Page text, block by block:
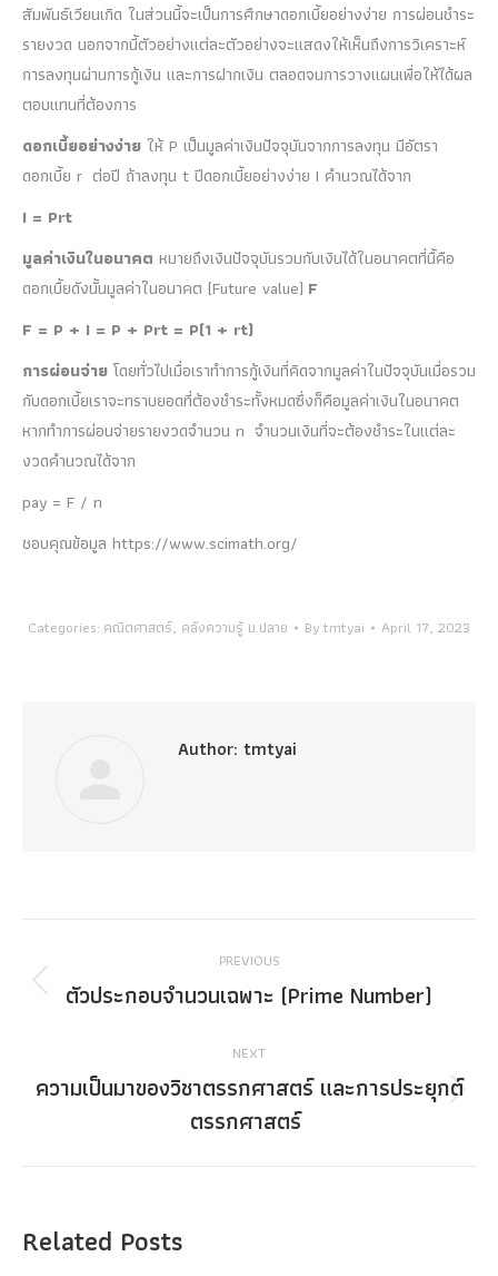
สัมพันธ์เวียนเกิด ในส่วนนี้จะเป็นการศึกษาดอกเบี้ยอย่างง่าย การผ่อนชำระ
รายงวด นอกจากนี้ตัวอย่างแต่ละตัวอย่างจะแสดงให้เห็นถึงการวิเคราะห์
การลงทุนผ่านการกู้เงิน และการฝากเงิน ตลอดจนการวางแผนเพื่อให้ได้ผล
ตอบแทนที่ต้องการ
ดอกเบี้ยอย่างง่าย ให้ P เป็นมูลค่าเงินปัจจุบันจากการลงทุน มีอัตรา
ดอกเบี้ย r ต่อปี ถ้าลงทุน t ปีดอกเบี้ยอย่างง่าย I คำนวณได้จาก
I = Prt
มูลค่าเงินในอนาคต หมายถึงเงินปัจจุบันรวมกับเงินได้ในอนาคตที่นื้คือ
ดอกเบื้ยดังนั้นมูลค่าในอนาคต (Future value) F
F = P + I = P + Prt = P(1 + rt)
การผ่อนจ่าย โดยทั่วไปเมื่อเราทำการกู้เงินที่คิดจากมูลค่าในปัจจุบันเมื่อรวม
กับดอกเบี้ยเราจะทราบยอดที่ต้องชำระทั้งหมดซึ่งก็คือมูลค่าเงินในอนาคต
หากทำการผ่อนจ่ายรายงวดจำนวน n จำนวนเงินที่จะต้องชำระในแต่ละ
งวดคำนวณได้จาก
pay = F / n
ชอบคุณข้อมูล https://www.scimath.org/
Categories: คณิตศาสตร์, คลังความรู้ ม.ปลาย Bytmtyai April 17, 2023
Author: tmtyai
navigation
PREVIOUS
Previous
ตัวประกอบจำนวนเฉพาะ (Prime Number)
NEXT
Next
post:
ความเป็นมาของวิชาตรรกศาสตร์ และการประยุกต์
ตรรกศาสตร์
Related Posts